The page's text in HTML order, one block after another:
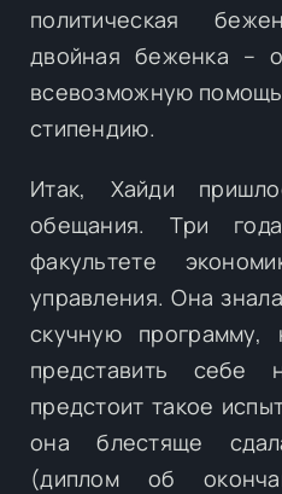
политическая
двойная беженка –
всевозможную
стипендию.
Итак, Хайди
обещания. Три
факультете
управления. Она
скучную
представить
предстоит такое
она блестяще
(диплом об